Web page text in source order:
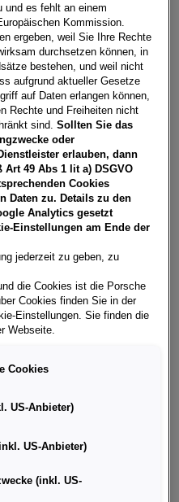
km €5.000
anfragen
für Restwert Leasing inkl.
EUR 148,88 und
EUR
Sollzinssatz 7,30%
variabel, Gesamtbetrag EUR
sich darauf, Ihnen ein
können.
herunterladen
Bank
und es fehlt an einem
Kommission.
ergeben, weil Sie Ihre Rechte
durchsetzen können, in
bestehen, und weil nicht
aufgrund aktueller Gesetze
auf Daten erlangen können,
Rechte und Freiheiten nicht
sind.Sollten Sie das
oder
erlauben, dann
49 Abs 1 lit a) DSGVO
Cookies
Daten zu. Details zu den
Analytics gesetzt
Einstellungen am Ende der
jederzeit zu geben, zu
die Cookies ist die Porsche
Cookies finden Sie in der
Einstellungen. Sie finden die
Webseite.
Cookies
US-Anbieter)
US-Anbieter)
(inkl. US-